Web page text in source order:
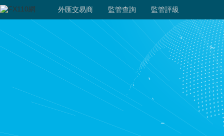
外匯交易商 監管查詢 監管評級